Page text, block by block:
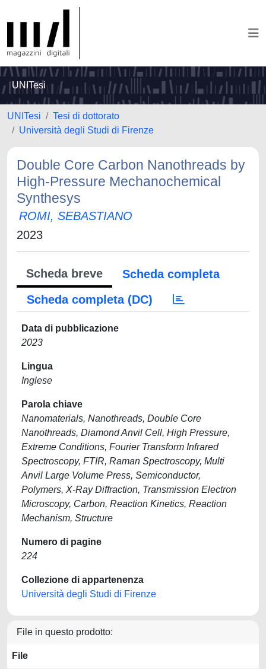
UNITesi
UNITesi
Tesi di dottorato
Università degli Studi di Firenze
Double Core Carbon Nanothreads by
High-Pressure Mechanochemical
Synthesys
ROMI, SEBASTIANO
2023
Scheda breve
Scheda completa
Scheda completa (DC)
Data di pubblicazione
2023
Lingua
Inglese
Parola chiave
Nanomaterials, Nanothreads, Double Core
Nanothreads, Diamond Anvil Cell, High Pressure,
Extreme Conditions, Fourier Transform Infrared
Spectroscopy, FTIR, Raman Spectroscopy, Multi
Anvil Large Volume Press, Semiconductor,
Polymers, X-Ray Diffraction, Transmission Electron
Microscopy, Carbon, Reaction Kinetics, Reaction
Mechanism, Structure
Numero di pagine
224
Collezione di appartenenza
Università degli Studi di Firenze
File in questo prodotto:
File